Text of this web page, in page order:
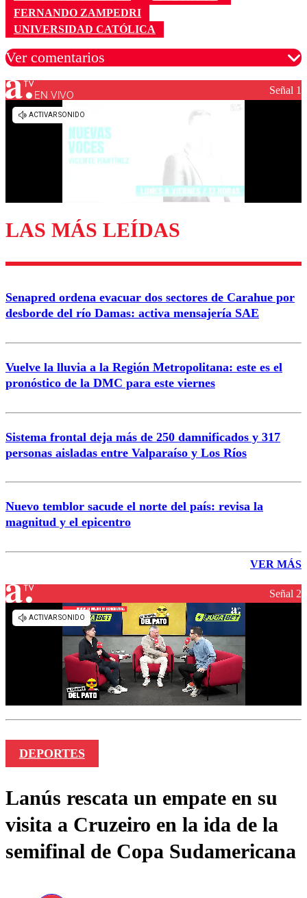
FERNANDO ZAMPEDRI
UNIVERSIDAD CATÓLICA
Ver comentarios
Los comentarios son moderados para garantizar un
diálogo respetuoso.
Enviar comentario
EN VIVO Señal 1
LAS MÁS LEÍDAS
Senapred ordena evacuar dos sectores de Carahue por
desborde del río Damas: activa mensajería SAE
Vuelve la lluvia a la Región Metropolitana: este es el
pronóstico de la DMC para este viernes
Sistema frontal deja más de 250 damnificados y 317
personas aisladas entre Valparaíso y Los Ríos
Nuevo temblor sacude el norte del país: revisa la
magnitud y el epicentro
VER MÁS
Señal 2
DEPORTES
Lanús rescata un empate en su
visita a Cruzeiro en la ida de la
semifinal de Copa Sudamericana